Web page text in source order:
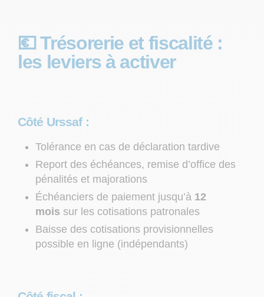
💶 Trésorerie et fiscalité :
les leviers à activer
Côté Urssaf :
Tolérance en cas de déclaration tardive
Report des échéances, remise d’office des
pénalités et majorations
Échéanciers de paiement jusqu’à 12
mois sur les cotisations patronales
Baisse des cotisations provisionnelles
possible en ligne (indépendants)